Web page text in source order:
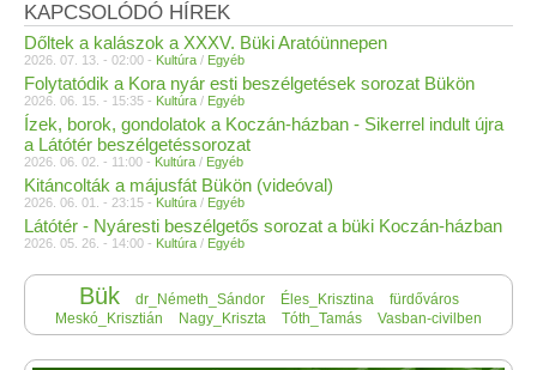
KAPCSOLÓDÓ HÍREK
Dőltek a kalászok a XXXV. Büki Aratóünnepen
2026. 07. 13. - 02:00 - Kultúra / Egyéb
Folytatódik a Kora nyár esti beszélgetések sorozat Bükön
2026. 06. 15. - 15:35 - Kultúra / Egyéb
Ízek, borok, gondolatok a Koczán-házban - Sikerrel indult újra
a Látótér beszélgetéssorozat
2026. 06. 02. - 11:00 - Kultúra / Egyéb
Kitáncolták a májusfát Bükön (videóval)
2026. 06. 01. - 23:15 - Kultúra / Egyéb
Látótér - Nyáresti beszélgetős sorozat a büki Koczán-házban
2026. 05. 26. - 14:00 - Kultúra / Egyéb
Bük dr_Németh_Sándor Éles_Krisztina
fürdőváros
Meskó_Krisztián
Nagy_Kriszta Tóth_Tamás Vasban-civilben